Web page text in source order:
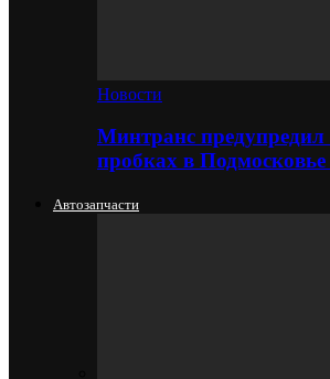
Новости
Минтранс
пробках в Подмосковье
Автозапчасти